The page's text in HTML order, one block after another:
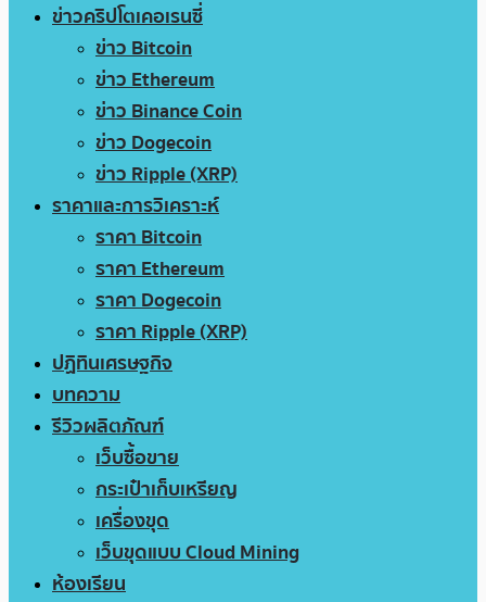
ข่าวคริปโตเคอเรนซี่
ข่าว Bitcoin
ข่าว Ethereum
ข่าว Binance Coin
ข่าว Dogecoin
ข่าว Ripple (XRP)
ราคาและการวิเคราะห์
ราคา Bitcoin
ราคา Ethereum
ราคา Dogecoin
ราคา Ripple (XRP)
ปฏิทินเศรษฐกิจ
บทความ
รีวิวผลิตภัณฑ์
เว็บซื้อขาย
กระเป๋าเก็บเหรียญ
เครื่องขุด
เว็บขุดแบบ Cloud Mining
ห้องเรียน